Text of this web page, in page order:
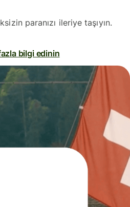
paranızı ileriye taşıyın.
bilgi edinin